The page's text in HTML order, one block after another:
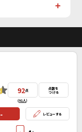
92点
(91人）
点数を
つける
- レビューする